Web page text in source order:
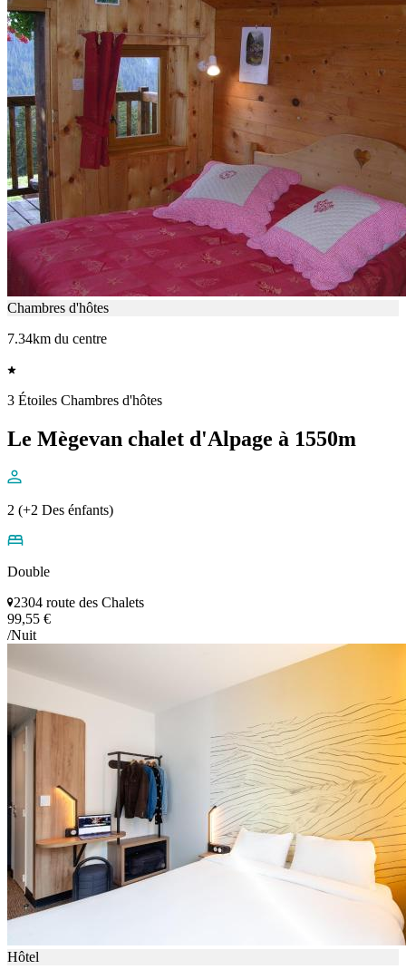
Chambres d'hôtes
7.34km du centre
3 Étoiles Chambres d'hôtes
Le Mègevan chalet d'Alpage à 1550m
2 (+2 Des énfants)
Double
2304 route des Chalets
99,55 €
/Nuit
Hôtel